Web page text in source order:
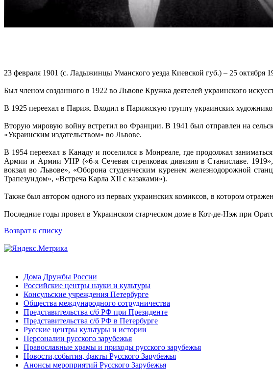
23 февраля 1901 (с. Ладыжинцы Уманского уезда Киевской губ.) – 25 октября
Был членом созданного в 1922 во Львове Кружка деятелей украинского
В 1925 переехал в Париж. Входил в Парижскую группу украинских
Вторую мировую войну встретил во Франции. В 1941 был отправлен на
«Украинским издательством» во Львове.
В 1954 переехал в Канаду и поселился в Монреале, где продолжал
Армии и Армии УНР («6-я Сечевая стрелковая дивизия в Станиславе.
вокзал во Львове», «Оборона студенческим куренем железнодорожной
Трапезундом», «Встреча Карла ХІІ с казаками»).
Также был автором одного из первых украинских комиксов, в котором
Последние годы провел в Украинском старческом доме в Кот-де-Нэж при
Возврат к списку
Дома Дружбы России
Российские центры науки и культуры
Консульские учреждения Петербурге
Общества международного сотрудничества
Представительства с/б РФ при Президенте
Представительства с/б РФ в Петербурге
Русские центры культуры и истории
Персоналии русского зарубежья
Православные храмы и приходы русского зарубежья
Новости,события, факты Русского Зарубежья
Анонсы мероприятий Русского Зарубежья